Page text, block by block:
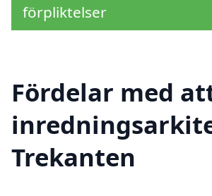
förpliktelser
Fördelar med
Trekanten